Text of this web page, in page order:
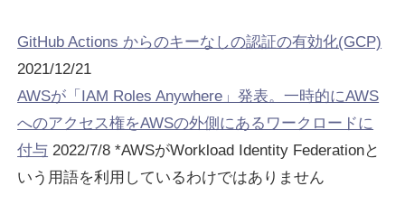
Company Information
Recruit
GitHub Actions からのキーなしの認証の有効化(GCP)
2021/12/21
AWSが「IAM Roles Anywhere」発表。一時的にAWS
へのアクセス権をAWSの外側にあるワークロードに
付与 2022/7/8 *AWSがWorkload Identity Federationと
いう用語を利用しているわけではありません